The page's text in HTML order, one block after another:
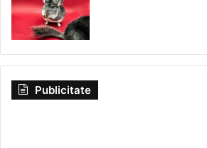
Publicitate